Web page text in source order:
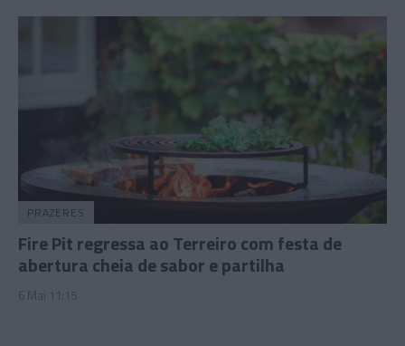
PRAZERES
Fire Pit regressa ao Terreiro com festa de
abertura cheia de sabor e partilha
6 Mai 11:15